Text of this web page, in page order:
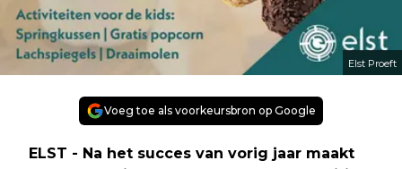
Elst Proeft
Voeg toe als voorkeursbron op Google
ELST - Na het succes van vorig jaar maakt